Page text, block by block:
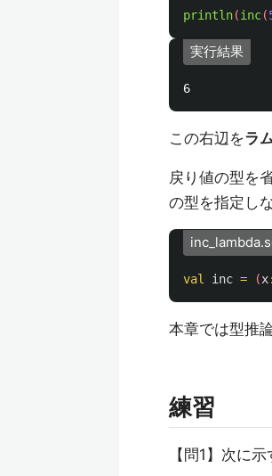
println(inc(
実行結果
この右辺をラ
戻り値の型を
の型を指定し
val inc = (x:
本章では型推
練習
【問1】次に